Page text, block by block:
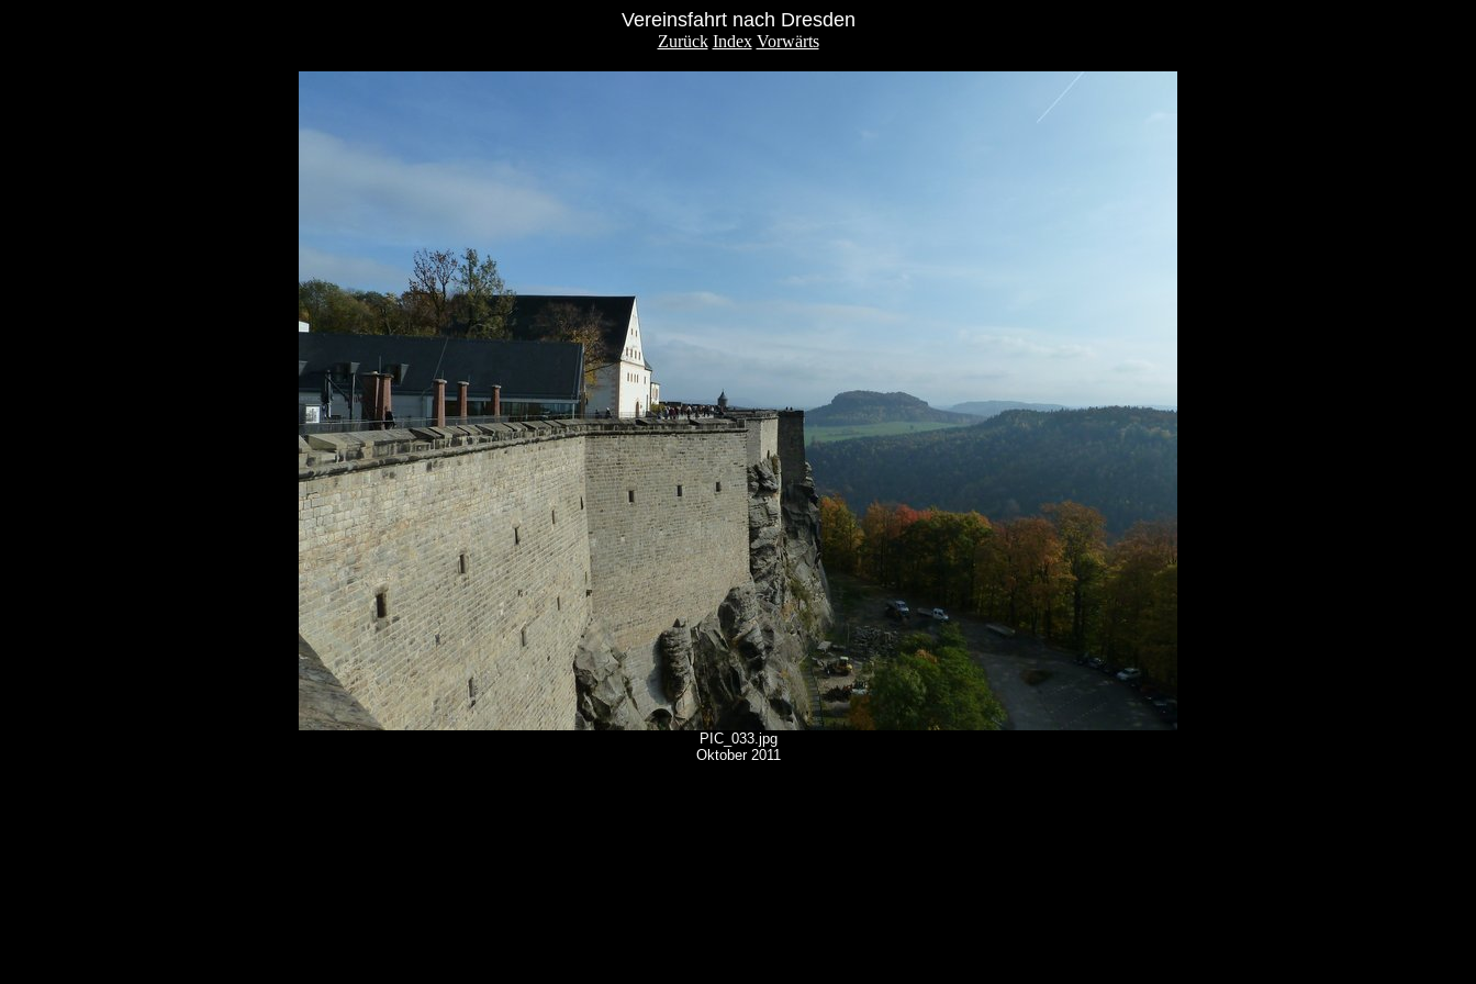
Vereinsfahrt nach Dresden
Zurück Index Vorwärts
PIC_033.jpg
Oktober 2011